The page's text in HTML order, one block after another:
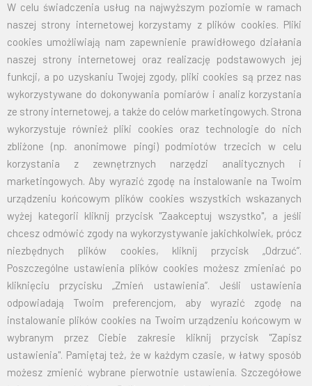
W celu świadczenia usług na najwyższym poziomie w ramach
naszej strony internetowej korzystamy z plików cookies. Pliki
cookies umożliwiają nam zapewnienie prawidłowego działania
naszej strony internetowej oraz realizację podstawowych jej
funkcji, a po uzyskaniu Twojej zgody, pliki cookies są przez nas
wykorzystywane do dokonywania pomiarów i analiz korzystania
ze strony internetowej, a także do celów marketingowych. Strona
wykorzystuje również pliki cookies oraz technologie do nich
zbliżone (np. anonimowe pingi) podmiotów trzecich w celu
korzystania z zewnętrznych narzędzi analitycznych i
marketingowych. Aby wyrazić zgodę na instalowanie na Twoim
urządzeniu końcowym plików cookies wszystkich wskazanych
wyżej kategorii kliknij przycisk "Zaakceptuj wszystko", a jeśli
chcesz odmówić zgody na wykorzystywanie jakichkolwiek, prócz
niezbędnych plików cookies, kliknij przycisk „Odrzuć”.
Poszczególne ustawienia plików cookies możesz zmieniać po
kliknięciu przycisku „Zmień ustawienia”. Jeśli ustawienia
odpowiadają Twoim preferencjom, aby wyrazić zgodę na
instalowanie plików cookies na Twoim urządzeniu końcowym w
wybranym przez Ciebie zakresie kliknij przycisk "Zapisz
ustawienia". Pamiętaj też, że w każdym czasie, w łatwy sposób
możesz zmienić wybrane pierwotnie ustawienia. Szczegółowe
flagi. Przy zamówieniu większej ilości cena zostanie wyliczona
indywidualnie.
ROZMIAR CENA NETTO CENA BRUTTO
15X24 12,50 15,38
30X50 19,00 23,37
50X80 26,00 31,98
70X110 32,50 39,98
100X160 67,50 83,03
125X200 105,00 129,15
150X240 151,50 186,35
EMAIL:marketing@bielflag.pl,biuro@bielflag.pl
TELEFON:
600 42 11 90,33/816 21 78